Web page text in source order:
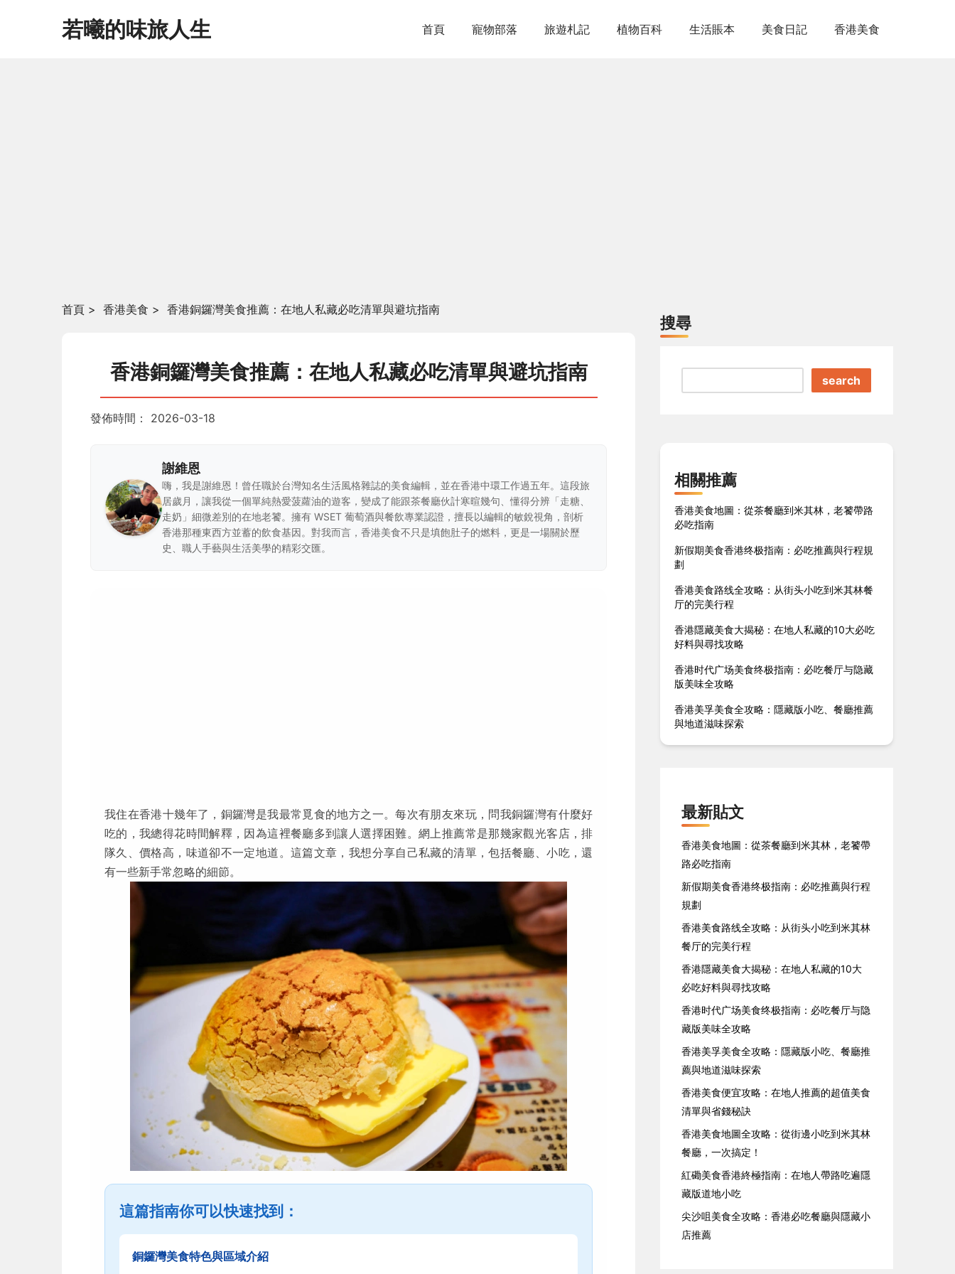
若曦的味旅人生 首頁 寵物部落 旅遊札記 植物百科 生活賬本 美食日記 香港美食
首頁 > 香港美食 > 香港銅鑼灣美食推薦：在地人私藏必吃清單與避坑指南
香港銅鑼灣美食推薦：在地人私藏必吃清單與避坑指南
發佈時間： 2026-03-18
謝維恩
嗨，我是謝維恩！曾任職於台灣知名生活風格雜誌的美食編輯，並在香港中環工作過五年。這段旅
居歲月，讓我從一個單純熱愛菠蘿油的遊客，變成了能跟茶餐廳伙計寒暄幾句、懂得分辨「走糖、
走奶」細微差別的在地老饕。擁有 WSET 葡萄酒與餐飲專業認證，擅長以編輯的敏銳視角，剖析
香港那種東西方並蓄的飲食基因。對我而言，香港美食不只是填飽肚子的燃料，更是一場關於歷
史、職人手藝與生活美學的精彩交匯。
我住在香港十幾年了，銅鑼灣是我最常覓食的地方之一。每次有朋友來玩，問我銅鑼灣有什麼好
吃的，我總得花時間解釋，因為這裡餐廳多到讓人選擇困難。網上推薦常是那幾家觀光客店，排
隊久、價格高，味道卻不一定地道。這篇文章，我想分享自己私藏的清單，包括餐廳、小吃，還
有一些新手常忽略的細節。
這篇指南你可以快速找到：
銅鑼灣美食特色與區域介紹
搜尋
search
相關推薦
香港美食地圖：從茶餐廳到米其林，老饕帶路
必吃指南
新假期美食香港终极指南：必吃推薦與行程規
劃
香港美食路线全攻略：从街头小吃到米其林餐
厅的完美行程
香港隱藏美食大揭秘：在地人私藏的10大必吃
好料與尋找攻略
香港时代广场美食终极指南：必吃餐厅与隐藏
版美味全攻略
香港美孚美食全攻略：隱藏版小吃、餐廳推薦
與地道滋味探索
最新貼文
香港美食地圖：從茶餐廳到米其林，老饕帶
路必吃指南
新假期美食香港终极指南：必吃推薦與行程
規劃
香港美食路线全攻略：从街头小吃到米其林
餐厅的完美行程
香港隱藏美食大揭秘：在地人私藏的10大
必吃好料與尋找攻略
香港时代广场美食终极指南：必吃餐厅与隐
藏版美味全攻略
香港美孚美食全攻略：隱藏版小吃、餐廳推
薦與地道滋味探索
香港美食便宜攻略：在地人推薦的超值美食
清單與省錢秘訣
香港美食地圖全攻略：從街邊小吃到米其林
餐廳，一次搞定！
紅磡美食香港終極指南：在地人帶路吃遍隱
藏版道地小吃
尖沙咀美食全攻略：香港必吃餐廳與隱藏小
店推薦